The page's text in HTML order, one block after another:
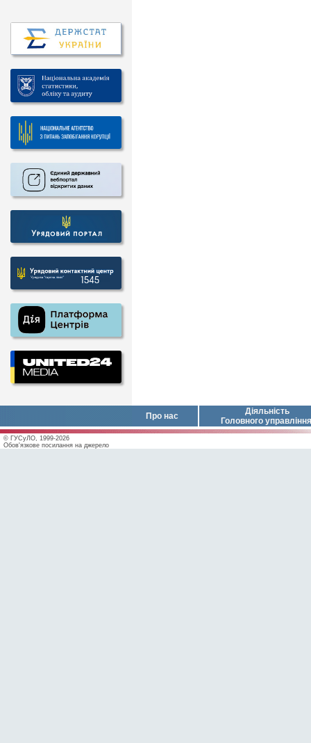
Про нас
Діяльність
Головного управління
© ГУСуЛО, 1999-2026
Обов'язкове посилання на джерело